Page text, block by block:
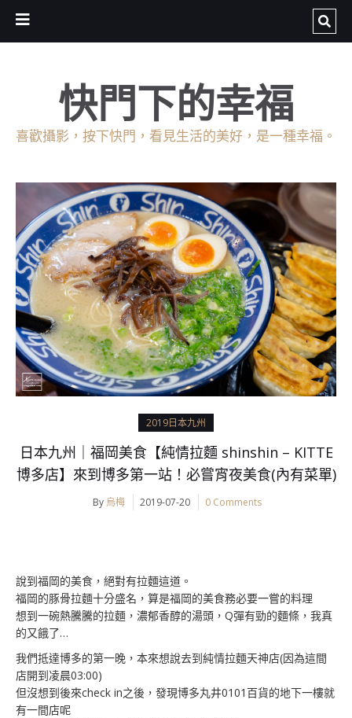
快門下的幸福
喜歡攝影，按下快門，看見生活的美好，是一種幸福。
2019日本九州
日本九州｜福岡美食【純情拉麵 shinshin – KITTE
博多店】來到博多第一站！必嘗宵夜美食(內有菜單)
By 烏梅 2019-07-20 0 Comments
說到福岡的美食，絕對有拉麵這道。
福岡的豚骨拉麵十分盛名，算是福岡的美食務必要一嘗的料理
想到一碗熱騰騰的拉麵，濃郁香醇的湯頭，Q彈有勁的麵條，我真
的又餓了…
我們抵達博多的第一晚，本來想說去到純情拉麵天神店(因為這間
店開到凌晨03:00)
但沒想到後來check in之後，發現博多丸井0101百貨的地下一樓就
有一間店呢